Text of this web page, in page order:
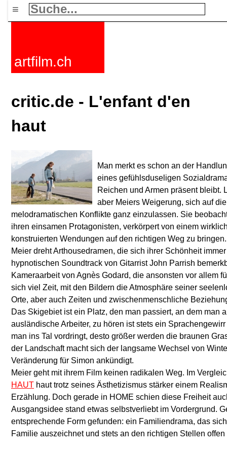
≡
artfilm.ch
critic.de - L'enfant d'en
haut
Man merkt es schon an der
eines gefühlsduseligen
Reichen und Armen präsent bleibt.
aber Meiers Weigerung, sich auf
melodramatischen Konflikte ganz einzulassen. Sie
ihren einsamen Protagonisten, verkörpert von einem
konstruierten Wendungen auf den richtigen Weg zu bringen.
Meier dreht Arthousedramen, die sich ihrer Schönheit
hypnotischen Soundtrack von Gitarrist John Parrish
Kameraarbeit von Agnès Godard, die ansonsten vor allem
sich viel Zeit, mit den Bildern die Atmosphäre seiner
Orte, aber auch Zeiten und zwischenmenschliche
Das Skigebiet ist ein Platz, den man passiert, an dem man
ausländische Arbeiter, zu hören ist stets ein
man ins Tal vordringt, desto größer werden die braunen
der Landschaft macht sich der langsame Wechsel von
Veränderung für Simon ankündigt.
Meier geht mit ihrem Film keinen radikalen Weg. Im
HAUT haut trotz seines Ästhetizismus stärker einem
Erzählung. Doch gerade in HOME schien diese Freiheit
Ausgangsidee stand etwas selbstverliebt im Vordergrund.
entsprechende Form gefunden: ein Familiendrama, das
Familie auszeichnet und stets an den richtigen Stellen offen